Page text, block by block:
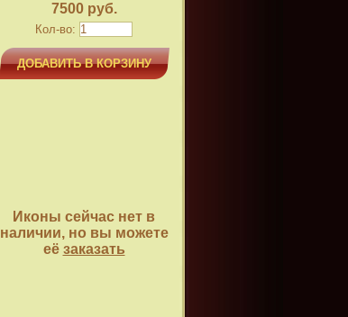
7500 руб.
Кол-во:
ДОБАВИТЬ В КОРЗИНУ
Иконы сейчас нет в
наличии, но вы можете
её заказать